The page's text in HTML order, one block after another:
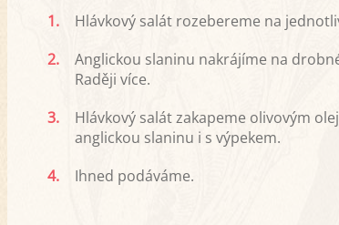
1.
Hlávkový salát rozebereme na
2.
Anglickou slaninu nakrájíme na
Raději více.
3.
Hlávkový salát zakapeme olivovým
anglickou slaninu i s výpekem.
4.
Ihned podáváme.